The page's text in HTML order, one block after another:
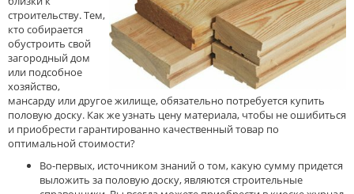
строительству. Тем,
кто собирается
обустроить свой
загородный дом
или подсобное
хозяйство,
мансарду или другое жилище, обязательно потребуется купить
половую доску. Как же узнать цену материала, чтобы не ошибиться
и приобрести гарантированно качественный товар по
оптимальной стоимости?
Во-первых, источником знаний о том, какую сумму придется
выложить за половую доску, являются строительные